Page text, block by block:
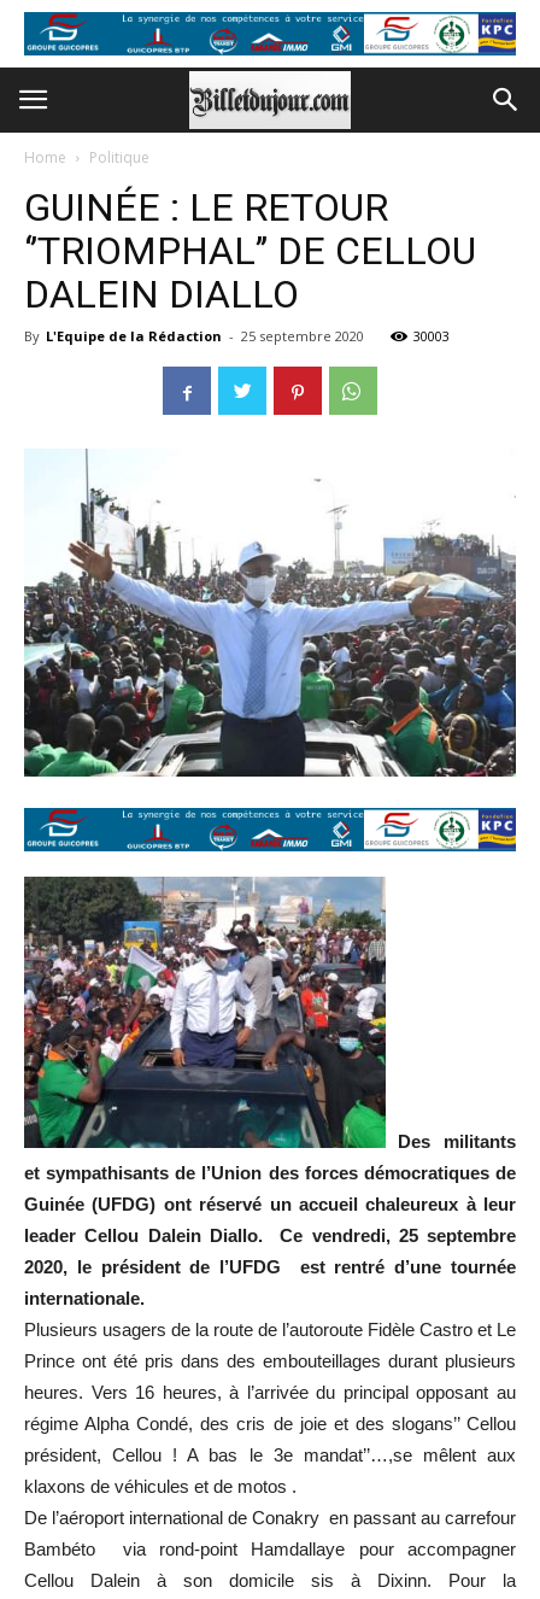
Home Politique
GUINÉE : LE RETOUR
‘’TRIOMPHAL’’ DE CELLOU
DALEIN DIALLO
By L'Equipe de la Rédaction - 25 septembre 2020 30003
Des militants
et sympathisants de l’Union des forces démocratiques de
Guinée (UFDG) ont réservé un accueil chaleureux à leur
leader Cellou Dalein Diallo. Ce vendredi, 25 septembre
2020, le président de l’UFDG est rentré d’une tournée
internationale.
Plusieurs usagers de la route de l’autoroute Fidèle Castro et Le
Prince ont été pris dans des embouteillages durant plusieurs
heures. Vers 16 heures, à l’arrivée du principal opposant au
régime Alpha Condé, des cris de joie et des slogans’’ Cellou
président, Cellou ! A bas le 3e mandat’’…,se mêlent aux
klaxons de véhicules et de motos .
De l’aéroport international de Conakry en passant au carrefour
Bambéto via rond-point Hamdallaye pour accompagner
Cellou Dalein à son domicile sis à Dixinn. Pour la